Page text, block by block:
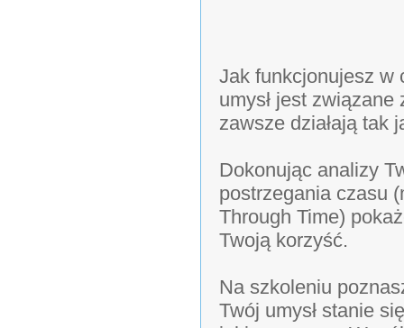
Jak funkcjonujesz w
umysł jest
zawsze działają tak
Dokonując analizy
postrzegania czasu
Through Time)
Twoją korzyść.
Na szkoleniu
Twój umysł stanie